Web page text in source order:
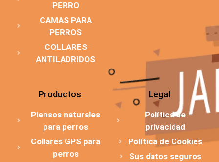
PERRO
CAMAS PARA
PERROS
COLLARES
ANTILADRIDOS
Productos
Piensos naturales
para perros
Collares GPS para
perros
Legal
Política de
privacidad
Política de Cookies
Sus datos seguros